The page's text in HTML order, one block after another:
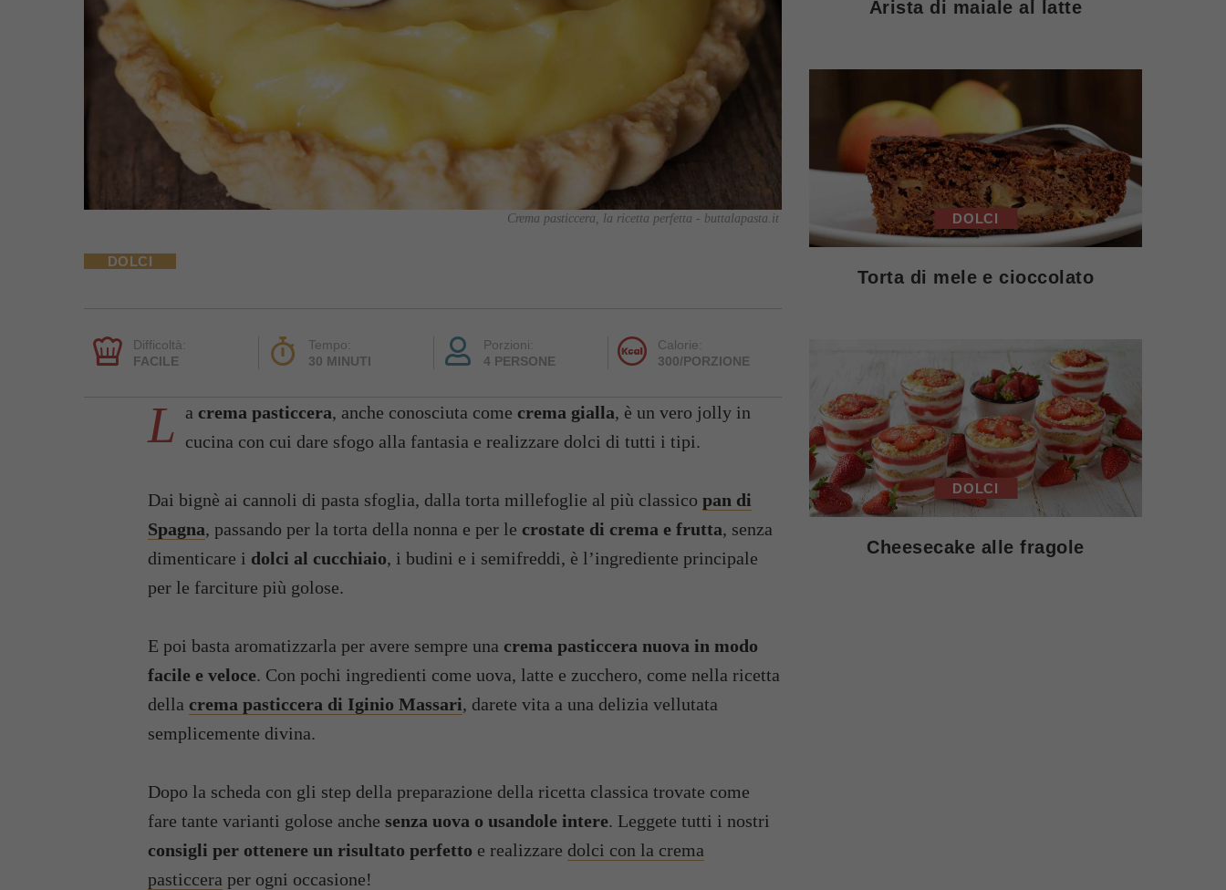
Crema pasticcera, la ricetta perfetta - buttalapasta.it
DOLCI
Difficoltà:
FACILE
Tempo:
30 MINUTI
Porzioni:
4 PERSONE
Calorie:
300/PORZIONE
L a crema pasticcera, anche conosciuta come crema gialla, è un vero jolly in
cucina con cui dare sfogo alla fantasia e realizzare dolci di tutti i tipi.
Dai bignè ai cannoli di pasta sfoglia, dalla torta millefoglie al più classico pan di
Spagna, passando per la torta della nonna e per le crostate di crema e frutta, senza
dimenticare i dolci al cucchiaio, i budini e i semifreddi, è l’ingrediente principale
per le farciture più golose.
E poi basta aromatizzarla per avere sempre una crema pasticcera nuova in modo
facile e veloce. Con pochi ingredienti come uova, latte e zucchero, come nella ricetta
della crema pasticcera di Iginio Massari, darete vita a una delizia vellutata
semplicemente divina.
Dopo la scheda con gli step della preparazione della ricetta classica trovate come
fare tante varianti golose anche senza uova o usandole intere. Leggete tutti i nostri
consigli per ottenere un risultato perfetto e realizzare dolci con la crema
pasticcera per ogni occasione!
Arista di maiale al latte
DOLCI
Torta di mele e cioccolato
DOLCI
Cheesecake alle fragole